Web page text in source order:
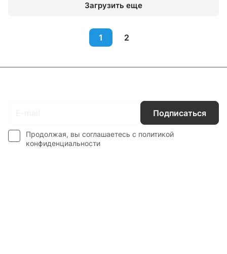
Загрузить еще
1 2
Подписаться
Продолжая, вы соглашаетесь с политикой
конфиденциальности